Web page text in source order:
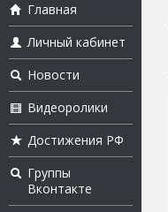
Главная
Личный кабинет
Новости
Видеоролики
Достижения РФ
Группы
Вконтакте